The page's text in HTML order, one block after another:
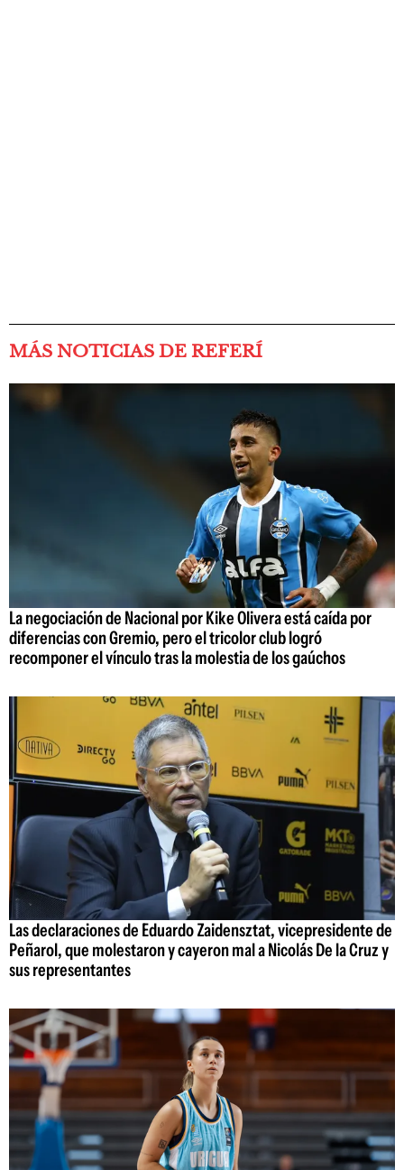
MÁS NOTICIAS DE REFERÍ
La negociación de Nacional por Kike Olivera está caída por
diferencias con Gremio, pero el tricolor club logró
recomponer el vínculo tras la molestia de los gaúchos
Las declaraciones de Eduardo Zaidensztat, vicepresidente de
Peñarol, que molestaron y cayeron mal a Nicolás De la Cruz y
sus representantes